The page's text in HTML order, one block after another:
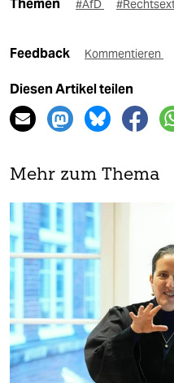
Themen #AfD
Feedback Kommentieren
Diesen Artikel teilen
Mehr zum Thema